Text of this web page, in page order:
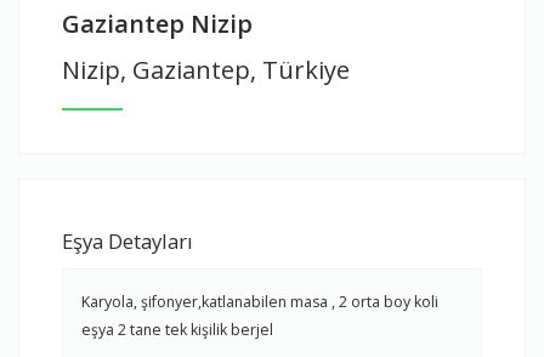
Gaziantep Nizip
Nizip, Gaziantep, Türkiye
Eşya Detayları
Karyola, şifonyer,katlanabilen masa , 2 orta boy koli
eşya 2 tane tek kişilik berjel